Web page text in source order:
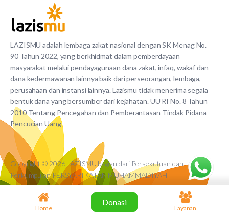
LAZISMU adalah lembaga zakat nasional dengan SK Menag No.
90 Tahun 2022, yang berkhidmat dalam pemberdayaan
masyarakat melalui pendayagunaan dana zakat, infaq, wakaf dan
dana kedermawanan lainnya baik dari perseorangan, lembaga,
perusahaan dan instansi lainnya. Lazismu tidak menerima segala
bentuk dana yang bersumber dari kejahatan. UU RI No. 8 Tahun
2010 Tentang Pencegahan dan Pemberantasan Tindak Pidana
Pencucian Uang
Copyright © 2026 LAZISMU bagian dari Persekutuan dan
Perkumpulan PERSYARIKATAN MUHAMMADIYAH
Home
Donasi
Layanan